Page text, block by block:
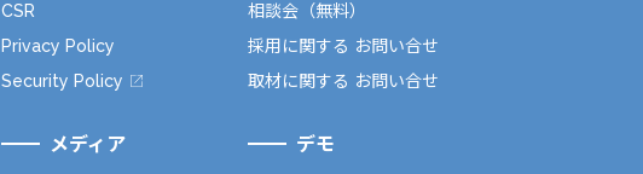
CSR
Privacy Policy
Security Policy
メディア
相談会（無料）
採用に関する お問い合せ
取材に関する お問い合せ
デモ